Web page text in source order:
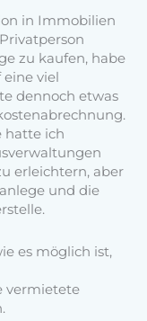
in Immobilien
zu kaufen, habe
viel
dennoch etwas
hatte ich
erleichtern, aber
und die
es möglich ist,
vermietete